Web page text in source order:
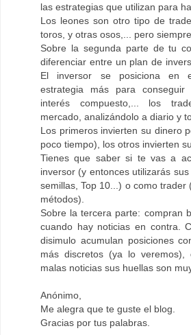
las estrategias que utilizan para
Los leones son otro tipo de
toros, y otras osos,... pero
Sobre la segunda parte de tu
diferenciar entre un plan de
El inversor se posiciona en
estrategia más para
interés compuesto,... los
mercado, analizándolo a diario y
Los primeros invierten su dinero
poco tiempo), los otros invierten
Tienes que saber si te vas a
inversor (y entonces utilizarás
semillas, Top 10...) o como trader
métodos).
Sobre la tercera parte: compran
cuando hay noticias en contra.
disimulo acumulan posiciones
más discretos (ya lo veremos),
malas noticias sus huellas son
Anónimo,
Me alegra que te guste el blog.
Gracias por tus palabras.